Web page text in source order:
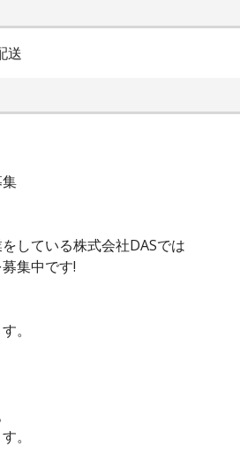
送
している株式会社DASでは
集中です!
。
。